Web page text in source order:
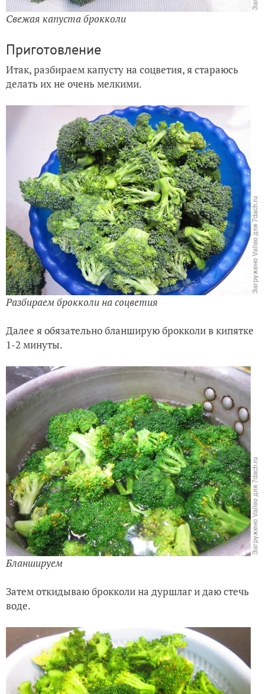
Свежая капуста брокколи
Приготовление
Итак, разбираем капусту на соцветия, я стараюсь
делать их не очень мелкими.
Разбираем брокколи на соцветия
Далее я обязательно бланширую брокколи в кипятке
1-2 минуты.
Бланшируем
Затем откидываю брокколи на дуршлаг и даю стечь
воде.